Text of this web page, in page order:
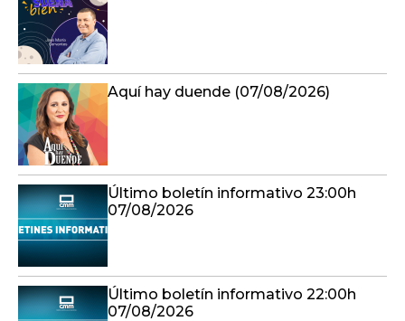
Aquí hay duende (07/08/2026)
Último boletín informativo 23:00h
07/08/2026
Último boletín informativo 22:00h
07/08/2026